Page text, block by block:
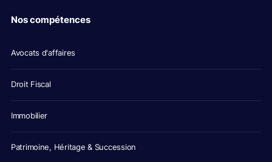
Nos compétences
Avocats d'affaires
Droit Fiscal
Immobilier
Patrimoine, Héritage & Succession